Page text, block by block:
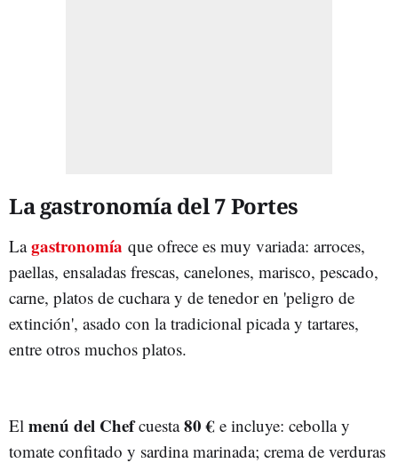
La gastronomía del 7 Portes
Lagastronomía que ofrece es muy variada: arroces,
paellas, ensaladas frescas, canelones, marisco, pescado,
carne, platos de cuchara y de tenedor en 'peligro de
extinción', asado con la tradicional picada y tartares,
entre otros muchos platos.
El menú del Chefcuesta80 € e incluye: cebolla y
tomate confitado y sardina marinada; crema de verduras